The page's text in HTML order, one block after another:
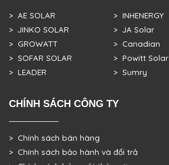
> AE SOLAR
> JINKO SOLAR
> GROWATT
> SOFAR SOLAR
> LEADER
> INHENERGY
> JA Solar
> Canadian
> Powitt Solar
> Sumry
CHÍNH SÁCH CÔNG TY
> Chính sách bán hàng
> Chính sách bảo hành và đổi trả